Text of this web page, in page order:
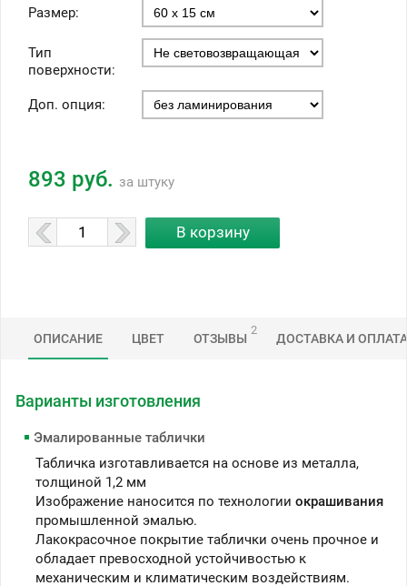
Размер:
Тип
поверхности:
Доп. опция:
893 руб. за штуку
ОПИСАНИЕ ЦВЕТ ОТЗЫВЫ
2
ДОСТАВКА И ОПЛАТА
Варианты изготовления
Эмалированные таблички
Табличка изготавливается на основе из металла,
толщиной 1,2 мм
Изображение наносится по технологии окрашивания
промышленной эмалью.
Лакокрасочное покрытие таблички очень прочное и
обладает превосходной устойчивостью к
механическим и климатическим воздействиям.